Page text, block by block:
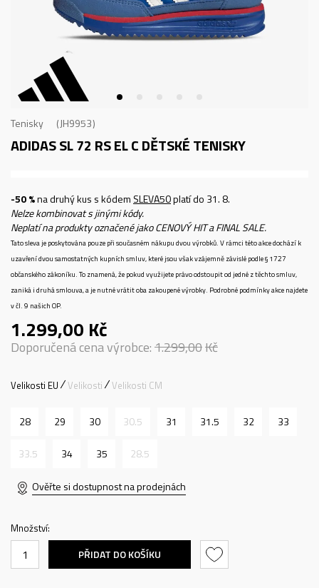
Tenisky JH9953
ADIDAS SL 72 RS EL CDĚTSKÉ TENISKY
-50 %na druhý kus s kódem SLEVA50platí do 31. 8.
Nelze kombinovat s jinými kódy.
Neplatí na produkty označené jako CENOVÝ HIT a FINAL SALE.
Tato sleva je poskytována pouze při současném nákupu dvou výrobků. V rámci této akce dochází k
uzavření dvou samostatných kupních smluv, které jsou však vzájemně závislé podle § 1727
občanského zákoníku. To znamená, že pokud využijete právo odstoupit od jedné z těchto smluv,
zaniká i druhá smlouva, a je nutné vrátit oba zakoupené výrobky. Podrobné podmínky akce najdete
v čl. 9 našich OP.
1.299,00 Kč
Doporučená cena výrobce:1.299,00Kč
Velikosti EU Velikosti Velikosti CM
28 29 30 30.5 31 31.5 32 33
33.5 34 35 28.5
Ověřte si dostupnost na prodejnách
Množství:
PŘIDAT DO KOŠÍKU